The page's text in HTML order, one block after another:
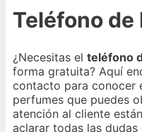
Teléfono
¿Necesitas el teléfono
forma gratuita? Aquí
contacto para conocer
perfumes que puedes
atención al cliente
aclarar todas las